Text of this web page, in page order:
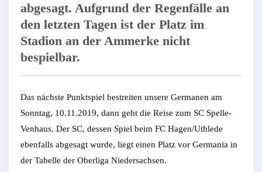
abgesagt. Aufgrund der Regenfälle an
den letzten Tagen ist der Platz im
Stadion an der Ammerke nicht
bespielbar.
Das nächste Punktspiel bestreiten unsere Germanen am
Sonntag, 10.11.2019, dann geht die Reise zum SC Spelle-
Venhaus. Der SC, dessen Spiel beim FC Hagen/Uthlede
ebenfalls abgesagt wurde, liegt einen Platz vor Germania in
der Tabelle der Oberliga Niedersachsen.